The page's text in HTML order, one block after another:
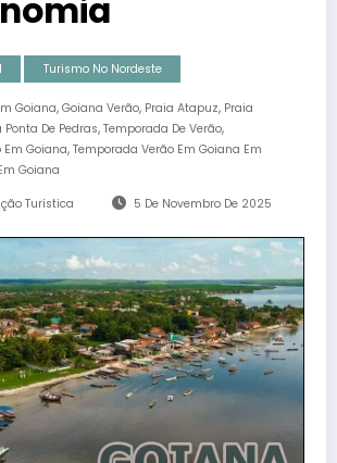
Turismo No Nordeste
Goiana, Goiana Verão, Praia Atapuz, Praia
Ponta De Pedras, Temporada De Verão,
Em Goiana, Temporada Verão Em Goiana Em
Goiana
Turística 5 De Novembro De 2025